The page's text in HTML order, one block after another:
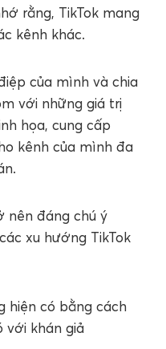
rằng, TikTok mang
kênh khác.
của mình và chia
với những giá trị
họa, cung cấp
kênh của mình đa
nên đáng chú ý
xu hướng TikTok
hiện có bằng cách
với khán giả